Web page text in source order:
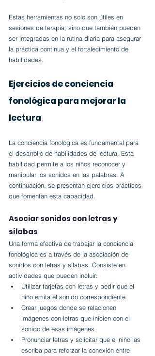
Estas herramientas no solo son útiles en
sesiones de terapia, sino que también pueden
ser integradas en la rutina diaria para asegurar
la práctica continua y el fortalecimiento de
habilidades.
Ejercicios de conciencia
fonológica para mejorar la
lectura
La conciencia fonológica es fundamental para
el desarrollo de habilidades de lectura. Esta
habilidad permite a los niños reconocer y
manipular los sonidos en las palabras. A
continuación, se presentan ejercicios prácticos
que fomentan esta capacidad.
Asociar sonidos con letras y
sílabas
Una forma efectiva de trabajar la conciencia
fonológica es a través de la asociación de
sonidos con letras y sílabas. Consiste en
actividades que pueden incluir:
Utilizar tarjetas con letras y pedir que el
niño emita el sonido correspondiente.
Crear juegos donde se relacionen
imágenes con letras que inicien con el
sonido de esas imágenes.
Pronunciar letras y solicitar que el niño las
escriba para reforzar la conexión entre